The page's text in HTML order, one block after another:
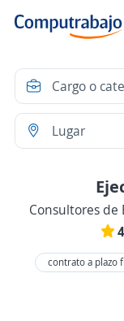
Consultores de
contrato a plazo